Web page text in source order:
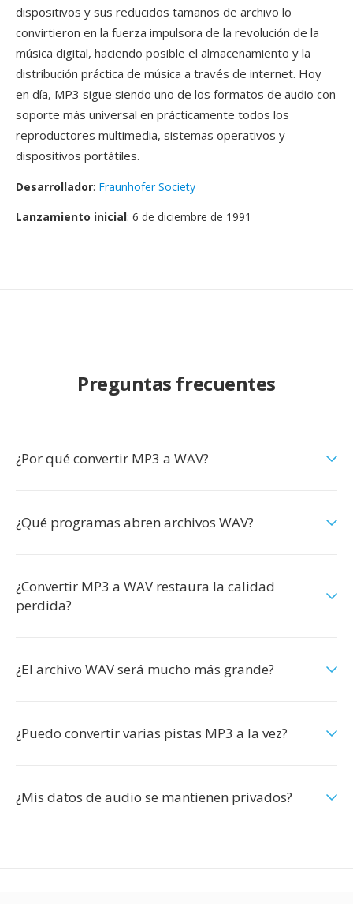
dispositivos y sus reducidos tamaños de archivo lo
convirtieron en la fuerza impulsora de la revolución de la
música digital, haciendo posible el almacenamiento y la
distribución práctica de música a través de internet. Hoy
en día, MP3 sigue siendo uno de los formatos de audio con
soporte más universal en prácticamente todos los
reproductores multimedia, sistemas operativos y
dispositivos portátiles.
Desarrollador: Fraunhofer Society
Lanzamiento inicial: 6 de diciembre de 1991
Preguntas frecuentes
¿Por qué convertir MP3 a WAV?
¿Qué programas abren archivos WAV?
¿Convertir MP3 a WAV restaura la calidad
perdida?
¿El archivo WAV será mucho más grande?
¿Puedo convertir varias pistas MP3 a la vez?
¿Mis datos de audio se mantienen privados?